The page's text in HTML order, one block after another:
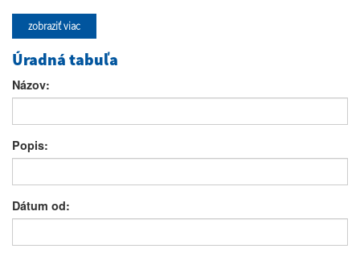
zobraziť viac
Úradná tabuľa
Názov:
Popis:
Dátum od: